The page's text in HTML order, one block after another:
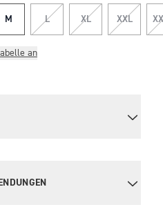
M L XL XXL
an